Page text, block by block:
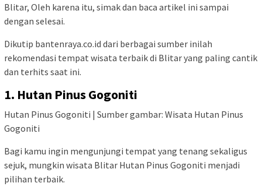
Blitar, Oleh karena itu, simak dan baca artikel ini sampai
dengan selesai.
Dikutip bantenraya.co.id dari berbagai sumber inilah
rekomendasi tempat wisata terbaik di Blitar yang paling cantik
dan terhits saat ini.
1. Hutan Pinus Gogoniti
Hutan Pinus Gogoniti | Sumber gambar: Wisata Hutan Pinus
Gogoniti
Bagi kamu ingin mengunjungi tempat yang tenang sekaligus
sejuk, mungkin wisata Blitar Hutan Pinus Gogoniti menjadi
pilihan terbaik.